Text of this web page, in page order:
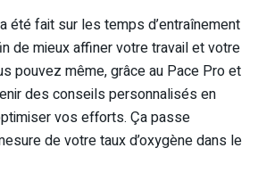
été fait sur les temps d’entraînement
de mieux affiner votre travail et votre
pouvez même, grâce au Pace Pro et
des conseils personnalisés en
vos efforts. Ça passe
de votre taux d’oxygène dans le